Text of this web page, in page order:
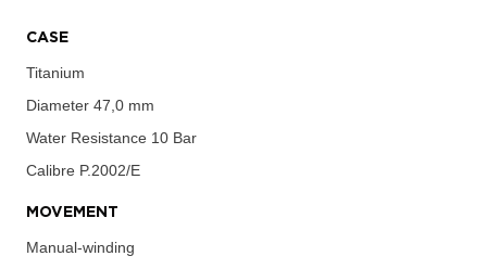
CASE
Titanium
Diameter 47,0 mm
Water Resistance 10 Bar
Calibre P.2002/E
MOVEMENT
Manual-winding